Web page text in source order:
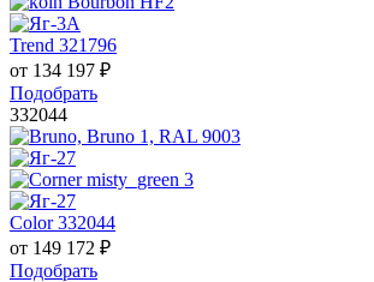
Trend 321796
от 134 197 ₽
Подобрать
332044
Color 332044
от 149 172 ₽
Подобрать